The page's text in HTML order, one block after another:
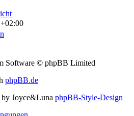
Software © phpBB Limited
phpBB.de
by Joyce&Luna phpBB-Style-Design